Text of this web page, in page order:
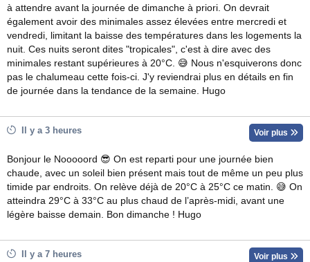
à attendre avant la journée de dimanche à priori. On devrait
également avoir des minimales assez élevées entre mercredi et
vendredi, limitant la baisse des températures dans les logements la
nuit. Ces nuits seront dites "tropicales", c'est à dire avec des
minimales restant supérieures à 20°C. 😅 Nous n'esquiverons donc
pas le chalumeau cette fois-ci. J'y reviendrai plus en détails en fin
de journée dans la tendance de la semaine. Hugo
Il y a 3 heures Voir plus
Bonjour le Nooooord 😎 On est reparti pour une journée bien
chaude, avec un soleil bien présent mais tout de même un peu plus
timide par endroits. On relève déjà de 20°C à 25°C ce matin. 😅 On
atteindra 29°C à 33°C au plus chaud de l’après-midi, avant une
légère baisse demain. Bon dimanche ! Hugo
Il y a 7 heures Voir plus